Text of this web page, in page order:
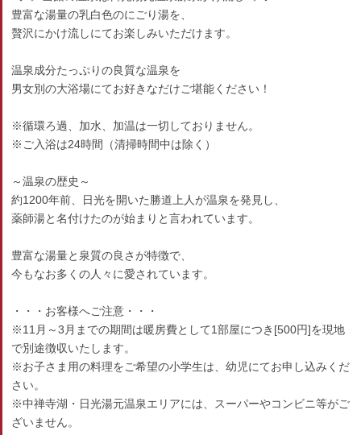
豊富な湯量の乳白色のにごり湯を、
贅沢にかけ流しにてお楽しみいただけます。
温泉成分たっぷりの良質な温泉を
男女別の大浴場にてお好きなだけご堪能ください！
※循環ろ過、加水、加温は一切しておりません。
※ご入浴は24時間（清掃時間中は除く）
～温泉の歴史～
約1200年前、日光を開いた勝道上人が温泉を発見し、
薬師湯と名付けたのが始まりと言われています。
豊富な湯量と泉質の良さが特徴で、
今もなお多くの人々に愛されています。
・・・お客様へご注意・・・
※11月～3月までの期間は暖房費として1部屋につき[500円]を現地
で別途徴収いたします。
※お子さま用の料理をご希望の小学生は、幼児にてお申し込みくだ
さい。
※中禅寺湖・日光湯元温泉エリアには、スーパーやコンビニ等がご
ざいません。